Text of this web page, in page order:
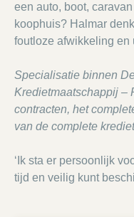
een auto, boot,
koophuis? Halmar
foutloze afwikkeling en
Specialisatie binnen
Kredietmaatschappij –
contracten, het
van de complete
‘Ik sta er persoonlijk
tijd en veilig kunt